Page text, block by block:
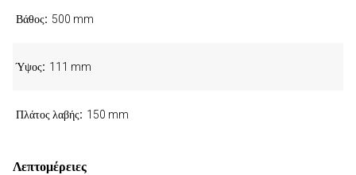
Βάθος 500 mm
Ύψος 111 mm
Πλάτος λαβής 150 mm
Λεπτομέρειες